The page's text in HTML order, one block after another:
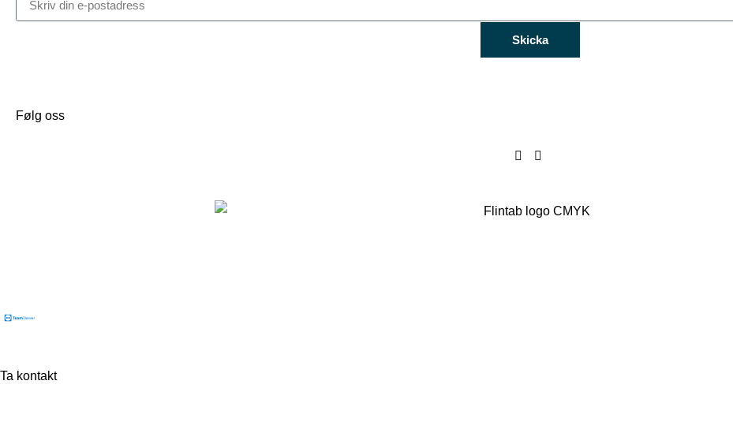
Skicka
Følg oss
Ta kontakt